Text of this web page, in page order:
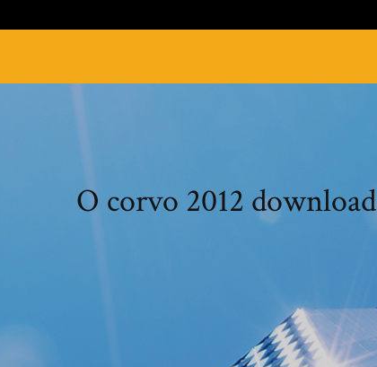
O corvo 2012 download